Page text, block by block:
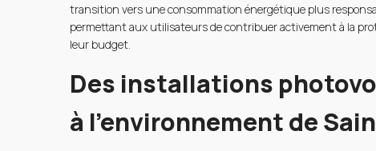
transition vers une consommation énergétique plus
permettant aux utilisateurs de contribuer activement à la
leur budget.
Des installations
à l'environnement de